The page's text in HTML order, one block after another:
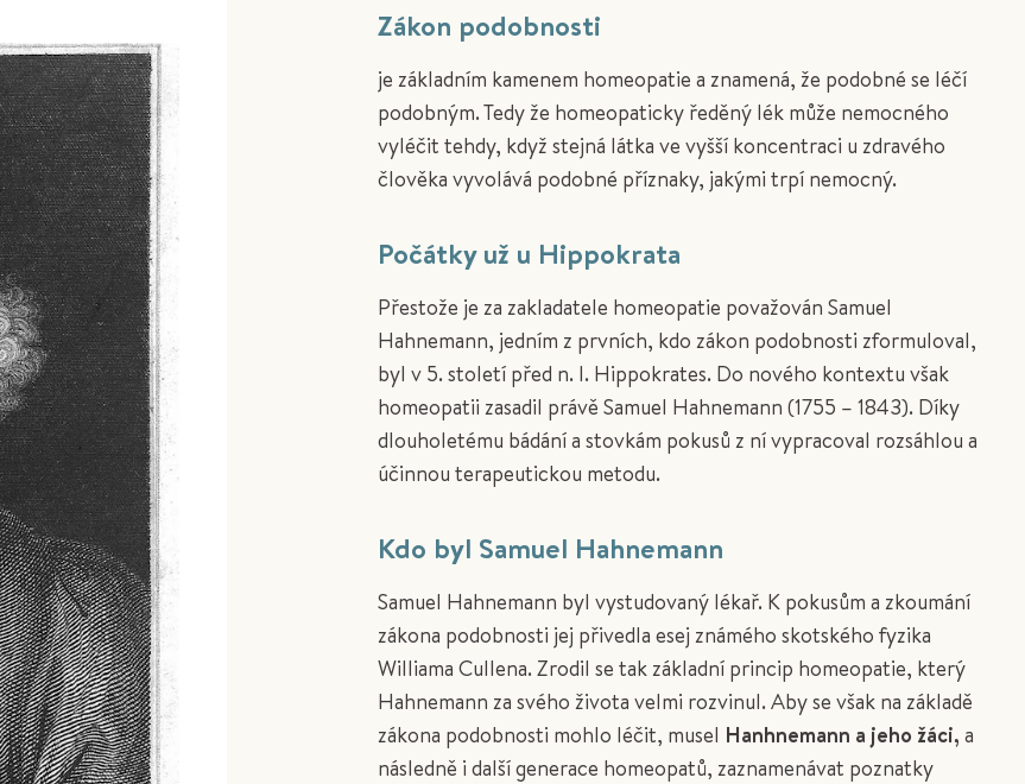
Zákon podobnosti
je základním kamenem homeopatie a znamená, že podobné se léčí
podobným. Tedy že homeopaticky ředěný lék může nemocného
vyléčit tehdy, když stejná látka ve vyšší koncentraci u zdravého
člověka vyvolává podobné příznaky, jakými trpí nemocný.
Počátky už u Hippokrata
Přestože je za zakladatele homeopatie považován Samuel
Hahnemann, jedním z prvních, kdo zákon podobnosti zformuloval,
byl v 5. století před n. l. Hippokrates. Do nového kontextu však
homeopatii zasadil právě Samuel Hahnemann (1755 – 1843). Díky
dlouholetému bádání a stovkám pokusů z ní vypracoval rozsáhlou a
účinnou terapeutickou metodu.
Kdo byl Samuel Hahnemann
Samuel Hahnemann byl vystudovaný lékař. K pokusům a zkoumání
zákona podobnosti jej přivedla esej známého skotského fyzika
Williama Cullena. Zrodil se tak základní princip homeopatie, který
Hahnemann za svého života velmi rozvinul. Aby se však na základě
zákona podobnosti mohlo léčit, musel Hanhnemann a jeho žáci, a
následně i další generace homeopatů, zaznamenávat poznatky